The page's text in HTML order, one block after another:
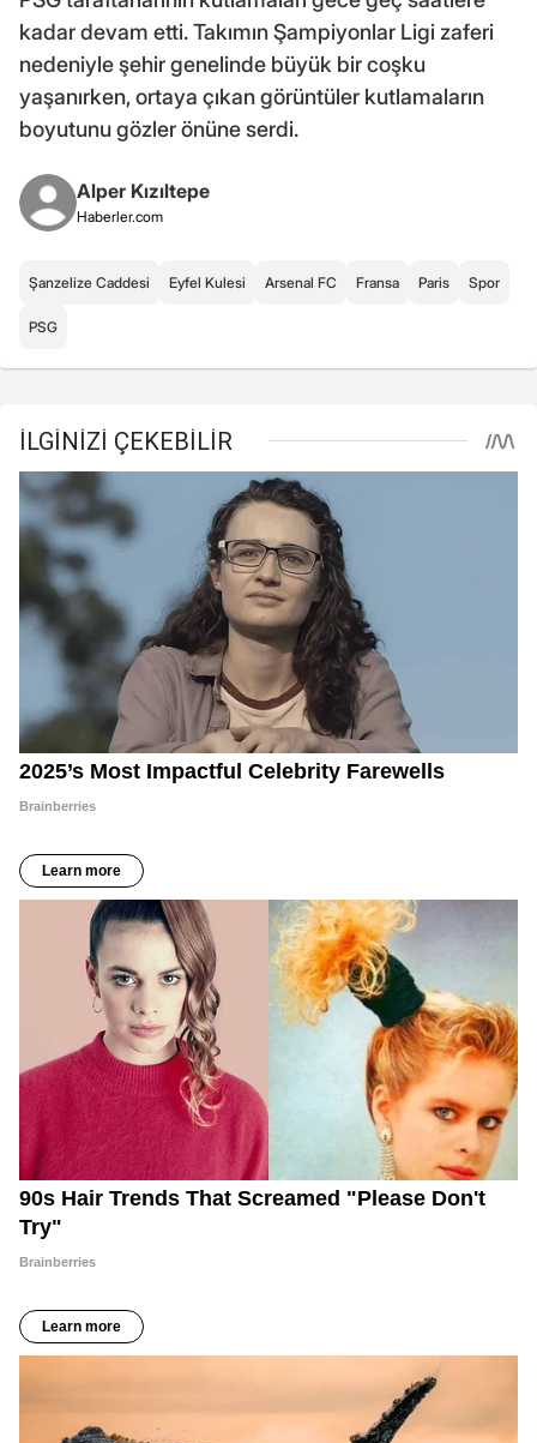
kadar devam etti. Takımın Şampiyonlar Ligi zaferi
nedeniyle şehir genelinde büyük bir coşku
yaşanırken, ortaya çıkan görüntüler kutlamaların
boyutunu gözler önüne serdi.
Alper Kızıltepe
Haberler.com
Şanzelize Caddesi Eyfel Kulesi Arsenal FC Fransa Paris Spor
PSG